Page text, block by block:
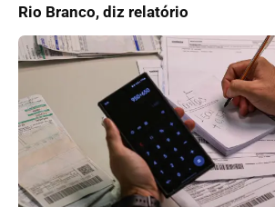
Rio Branco, diz relatório